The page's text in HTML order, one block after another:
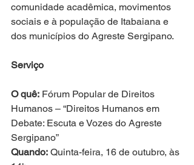
comunidade acadêmica, movimentos
sociais e à população de Itabaiana e
dos municípios do Agreste Sergipano.
Serviço
O quê: Fórum Popular de Direitos
Humanos – “Direitos Humanos em
Debate: Escuta e Vozes do Agreste
Sergipano”
Quando: Quinta-feira, 16 de outubro, às